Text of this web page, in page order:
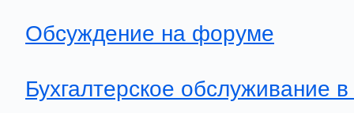
Обсуждение на форуме
Бухгалтерское обслуживание